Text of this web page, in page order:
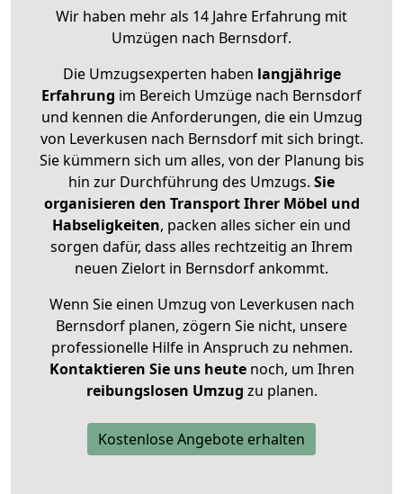
Wir haben mehr als 14 Jahre Erfahrung mit
Umzügen nach Bernsdorf.
Die Umzugsexperten haben langjährige
Erfahrung im Bereich Umzüge nach Bernsdorf
und kennen die Anforderungen, die ein Umzug
von Leverkusen nach Bernsdorf mit sich bringt.
Sie kümmern sich um alles, von der Planung bis
hin zur Durchführung des Umzugs. Sie
organisieren den Transport Ihrer Möbel und
Habseligkeiten, packen alles sicher ein und
sorgen dafür, dass alles rechtzeitig an Ihrem
neuen Zielort in Bernsdorf ankommt.
Wenn Sie einen Umzug von Leverkusen nach
Bernsdorf planen, zögern Sie nicht, unsere
professionelle Hilfe in Anspruch zu nehmen.
Kontaktieren Sie uns heutenoch, um Ihren
reibungslosen Umzug zu planen.
Kostenlose Angebote erhalten